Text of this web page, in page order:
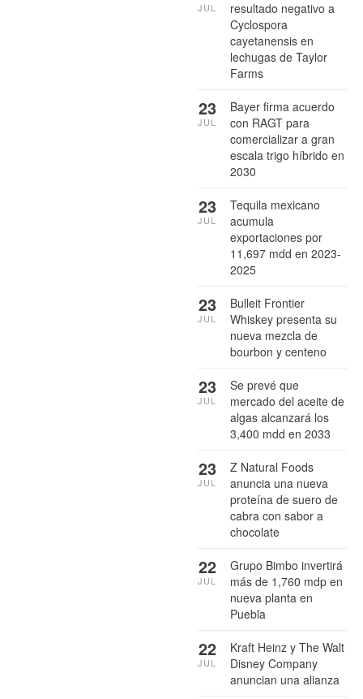
resultado negativo a
Cyclospora
cayetanensis en
lechugas de Taylor
Farms
JUL
Bayer firma acuerdo
con RAGT para
comercializar a gran
escala trigo híbrido en
2030
23
JUL
Tequila mexicano
acumula
exportaciones por
11,697 mdd en 2023-
2025
23
JUL
Bulleit Frontier
Whiskey presenta su
nueva mezcla de
bourbon y centeno
23
JUL
Se prevé que
mercado del aceite de
algas alcanzará los
3,400 mdd en 2033
23
JUL
Z Natural Foods
anuncia una nueva
proteína de suero de
cabra con sabor a
chocolate
23
JUL
Grupo Bimbo invertirá
más de 1,760 mdp en
nueva planta en
Puebla
22
JUL
Kraft Heinz y The Walt
Disney Company
anuncian una alianza
22
JUL